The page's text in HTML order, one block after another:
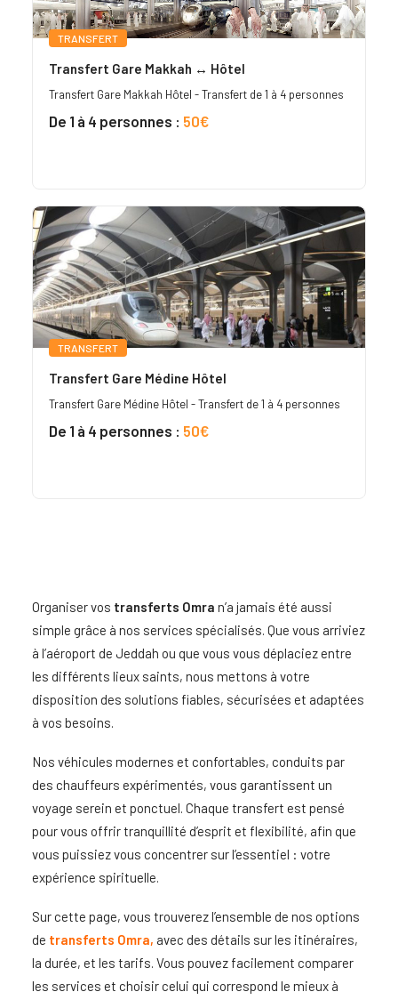
TRANSFERT
Transfert Gare Makkah ↔ Hôtel
Transfert Gare Makkah Hôtel - Transfert de 1 à 4 personnes
De 1 à 4 personnes : 50€
TRANSFERT
Transfert Gare Médine Hôtel
Transfert Gare Médine Hôtel - Transfert de 1 à 4 personnes
De 1 à 4 personnes : 50€
Organiser vos transferts Omra n’a jamais été aussi
simple grâce à nos services spécialisés. Que vous arriviez
à l’aéroport de Jeddah ou que vous vous déplaciez entre
les différents lieux saints, nous mettons à votre
disposition des solutions fiables, sécurisées et adaptées
à vos besoins.
Nos véhicules modernes et confortables, conduits par
des chauffeurs expérimentés, vous garantissent un
voyage serein et ponctuel. Chaque transfert est pensé
pour vous offrir tranquillité d’esprit et flexibilité, afin que
vous puissiez vous concentrer sur l’essentiel : votre
expérience spirituelle.
Sur cette page, vous trouverez l’ensemble de nos options
de transferts Omra, avec des détails sur les itinéraires,
la durée, et les tarifs. Vous pouvez facilement comparer
les services et choisir celui qui correspond le mieux à